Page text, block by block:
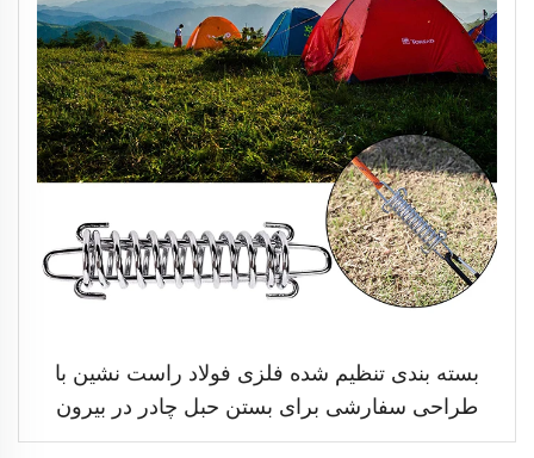
بسته بندی تنظیم شده فلزی فولاد راست نشین با
طراحی سفارشی برای بستن حبل چادر در بیرون